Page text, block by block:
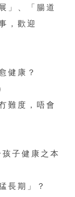
」、「腸道
，歡迎
健康？
難度，唔會
子健康之本
長期」？